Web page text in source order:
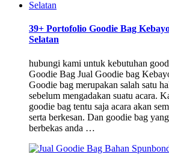
39+ Portofolio Goodie Bag
Selatan
hubungi kami untuk kebutuhan
Goodie Bag Jual Goodie bag
Goodie bag merupakan salah satu
sebelum mengadakan suatu acara.
goodie bag tentu saja acara akan
serta berkesan. Dan goodie bag
berbekas anda …